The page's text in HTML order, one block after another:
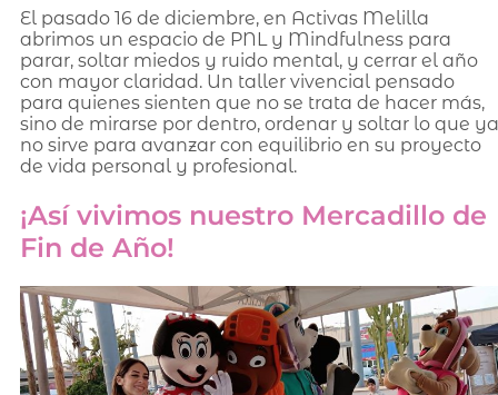
El pasado 16 de diciembre, en Activas Melilla
abrimos un espacio de PNL y Mindfulness para
parar, soltar miedos y ruido mental, y cerrar el año
con mayor claridad. Un taller vivencial pensado
para quienes sienten que no se trata de hacer más,
sino de mirarse por dentro, ordenar y soltar lo que ya
no sirve para avanzar con equilibrio en su proyecto
de vida personal y profesional.
¡Así vivimos nuestro Mercadillo de
Fin de Año!